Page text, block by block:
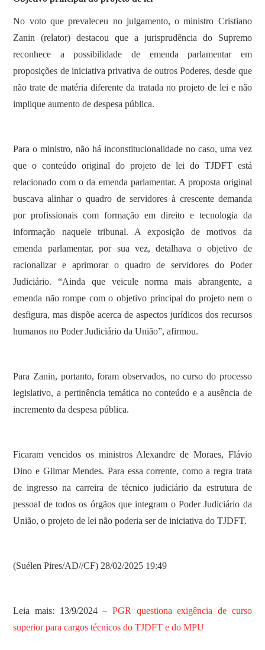
No voto que prevaleceu no julgamento, o ministro Cristiano
Zanin (relator) destacou que a jurisprudência do Supremo
reconhece a possibilidade de emenda parlamentar em
proposições de iniciativa privativa de outros Poderes, desde que
não trate de matéria diferente da tratada no projeto de lei e não
implique aumento de despesa pública.
Para o ministro, não há inconstitucionalidade no caso, uma vez
que o conteúdo original do projeto de lei do TJDFT está
relacionado com o da emenda parlamentar. A proposta original
buscava alinhar o quadro de servidores à crescente demanda
por profissionais com formação em direito e tecnologia da
informação naquele tribunal. A exposição de motivos da
emenda parlamentar, por sua vez, detalhava o objetivo de
racionalizar e aprimorar o quadro de servidores do Poder
Judiciário. “Ainda que veicule norma mais abrangente, a
emenda não rompe com o objetivo principal do projeto nem o
desfigura, mas dispõe acerca de aspectos jurídicos dos recursos
humanos no Poder Judiciário da União”, afirmou.
Para Zanin, portanto, foram observados, no curso do processo
legislativo, a pertinência temática no conteúdo e a ausência de
incremento da despesa pública.
Ficaram vencidos os ministros Alexandre de Moraes, Flávio
Dino e Gilmar Mendes. Para essa corrente, como a regra trata
de ingresso na carreira de técnico judiciário da estrutura de
pessoal de todos os órgãos que integram o Poder Judiciário da
União, o projeto de lei não poderia ser de iniciativa do TJDFT.
(Suélen Pires/AD//CF) 28/02/2025 19:49
Leia mais: 13/9/2024 – PGR questiona exigência de curso
superior para cargos técnicos do TJDFT e do MPU